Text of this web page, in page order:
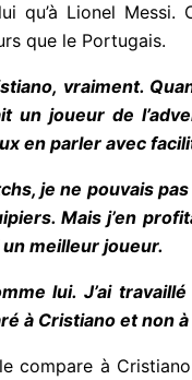
qu’à Lionel
que le Portugais.
vraiment.
un joueur de
en parler avec
je ne pouvais
Mais j’en
meilleur joueur.
lui. J’ai
à Cristiano et non
compare à